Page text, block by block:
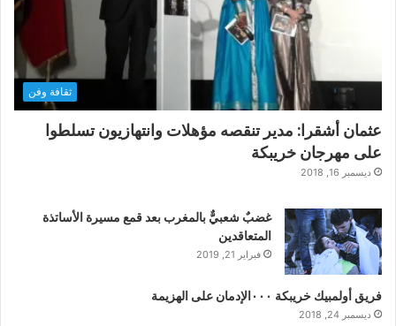
ثقافة وفن
عثمان أشقرا: مدير تنقصه مؤهلات وانتهازيون تسلطوا
على مهرجان خريبكة
ديسمبر 16, 2018
غضبٌ شعبيٌّ بالمغرب بعد قمع مسيرة الأساتذة
المتعاقدين
فبراير 21, 2019
فريق أولمبيك خريبكة ٠٠٠الإدمان على الهزيمة
ديسمبر 24, 2018